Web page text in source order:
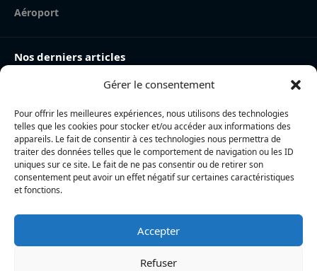
Gérer le consentement
Pour offrir les meilleures expériences, nous utilisons des technologies
telles que les cookies pour stocker et/ou accéder aux informations des
appareils. Le fait de consentir à ces technologies nous permettra de
traiter des données telles que le comportement de navigation ou les ID
uniques sur ce site. Le fait de ne pas consentir ou de retirer son
consentement peut avoir un effet négatif sur certaines caractéristiques
et fonctions.
Accepter
Refuser
Aéroport
Nos derniers articles
Charente-Maritime : la directrice de la police nationale,
Incendie à la gare de La Rochelle : près de 20 m² de
toiture brûlés, l’origine accidentelle privilégiée
Nina Métayer : « Voir mes boulangeries à La Rochelle
et mon salon de thé à l’île de Ré, c’est un rêve qui se
réalise »
L’actualité locale en continu à La Rochelle et en Charente-